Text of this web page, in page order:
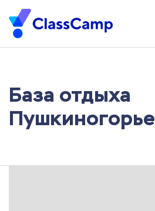
База отдыха
Пушкиногорье